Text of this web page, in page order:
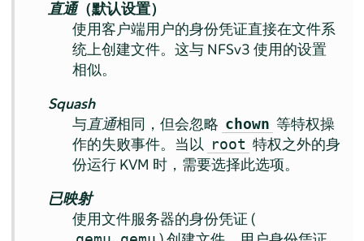
直通（默认设置）
使用客户端用户的身份凭证直接在文件系
统上创建文件。这与 NFSv3 使用的设置
相似。
Squash
与直通相同，但会忽略 chown 等特权操
作的失败事件。当以 root 特权之外的身
份运行 KVM 时，需要选择此选项。
已映射
使用文件服务器的身份凭证 (